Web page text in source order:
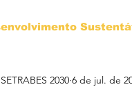
SETRABES 2030 6 de jul. de